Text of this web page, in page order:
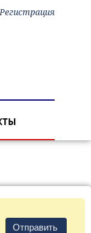
Регистрация
Отправить